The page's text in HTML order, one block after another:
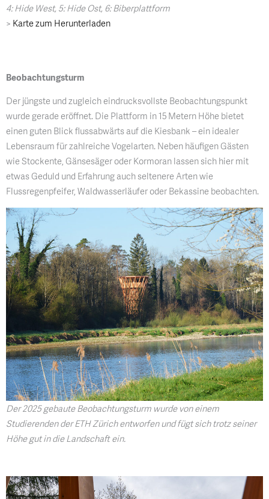
4: Hide West, 5: Hide Ost, 6: Biberplattform
> Karte zum Herunterladen
Beobachtungsturm
Der jüngste und zugleich eindrucksvollste Beobachtungspunkt
wurde gerade eröffnet. Die Plattform in 15 Metern Höhe bietet
einen guten Blick flussabwärts auf die Kiesbank – ein idealer
Lebensraum für zahlreiche Vogelarten. Neben häufigen Gästen
wie Stockente, Gänsesäger oder Kormoran lassen sich hier mit
etwas Geduld und Erfahrung auch seltenere Arten wie
Flussregenpfeifer, Waldwasserläufer oder Bekassine beobachten.
Der 2025 gebaute Beobachtungsturm wurde von einem
Studierenden der ETH Zürich entworfen und fügt sich trotz seiner
Höhe gut in die Landschaft ein.